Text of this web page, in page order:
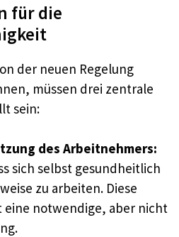
für die
der neuen Regelung
müssen drei zentrale
sein:
des Arbeitnehmers:
sich selbst gesundheitlich
zu arbeiten. Diese
eine notwendige, aber nicht